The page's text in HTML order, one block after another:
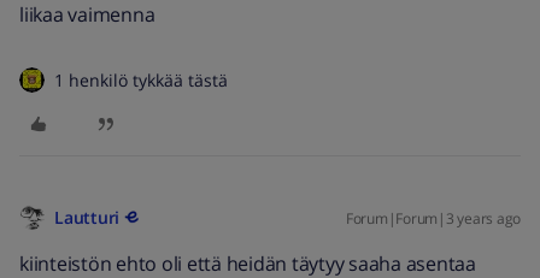
liikaa vaimenna
1 henkilö tykkää tästä
Lautturi Forum|Forum|3 years ago
kiinteistön ehto oli että heidän täytyy saaha asentaa